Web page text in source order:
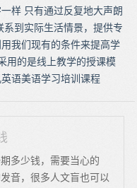
样 只有通过反复地大声朗
到实际生活情景，提供专
我们现有的条件来提高学
用的是线上教学的授课模
语美语学习培训课程
多少钱，需要当心的
音，很多人文盲也可以